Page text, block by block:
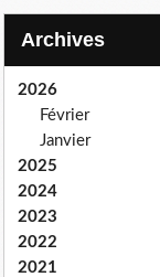
Archives
2026
Février
Janvier
2025
2024
2023
2022
2021